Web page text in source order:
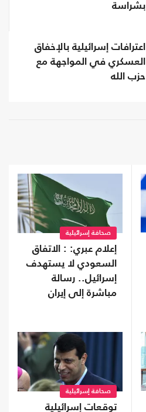
بشراسة
اعترافات إسرائيلية بالإخفاق
العسكري في المواجهة مع
حزب الله
صحافة إسرائيلية
إعلام عبري: : الاتفاق
السعودي لا يستهدف
إسرائيل.. رسالة
مباشرة إلى إيران
صحافة إسرائيلية
توقعات إسرائيلية